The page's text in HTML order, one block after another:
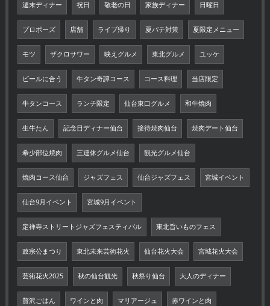
週末ディナー 祝日 敬老の日 家族ディナー 日曜日
プロポーズ 店舗 ライブ帰り 夏バテ対策 夏限定メニュー
モツ ザクロサワー 映えグルメ 東北グルメ ユッケ
ビールに合う 牛タン奇譚コース コース料理 当店限定
牛タンコース ランチ限定 仙台東口グルメ 和牛焼肉
生牛たん 記念日ディナー仙台 接待焼肉仙台 焼肉デート仙台
希少部位焼肉 三連休グルメ仙台 観光グルメ仙台
焼肉コース仙台 ジャズフェス 仙台ジャズフェス 宮城イベント
仙台9月イベント 宮城9月イベント
定禅寺ストリートジャズフェスティバル 東北旨いものフェス
政宗公まつり 東北未来芸術花火 仙台花火大会 宮城花火大会
芸術花火2025 秋の仙台観光 秋祭り仙台 大人のディナー
贅沢ごはん ワインと肉 マリアージュ 赤ワインと肉